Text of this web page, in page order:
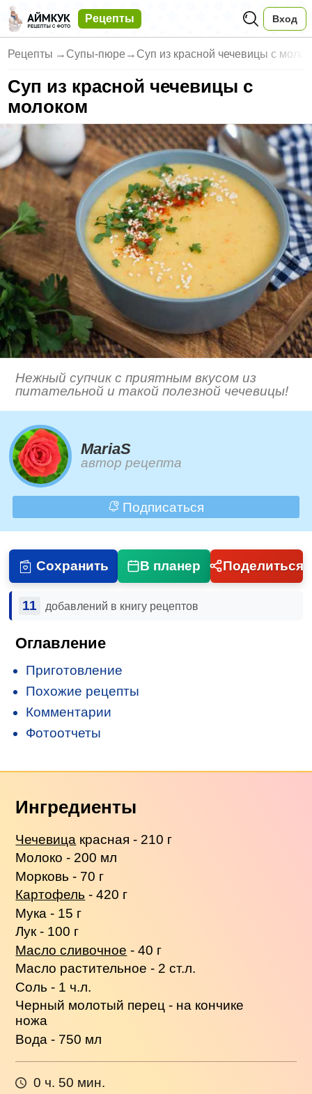
Рецепты Вход
Рецепты → Супы-пюре → Суп из красной чечевицы с
Суп из красной чечевицы с
молоком
Нежный супчик с приятным вкусом из
питательной и такой полезной чечевицы!
MariaS
автор рецепта
Подписаться
Сохранить В планер Поделиться
11 добавлений в книгу рецептов
Оглавление
Приготовление
Похожие рецепты
Комментарии
Фотоотчеты
Ингредиенты
Чечевица красная - 210 г
Молоко - 200 мл
Морковь - 70 г
Картофель - 420 г
Мука - 15 г
Лук - 100 г
Масло сливочное - 40 г
Масло растительное - 2 ст.л.
Соль - 1 ч.л.
Черный молотый перец - на кончике
ножа
Вода - 750 мл
0 ч. 50 мин.